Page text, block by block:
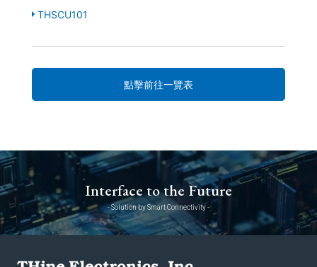
THSCU101
點擊前往一覽表
Interface to the Future
- Solution by Smart Connectivity -